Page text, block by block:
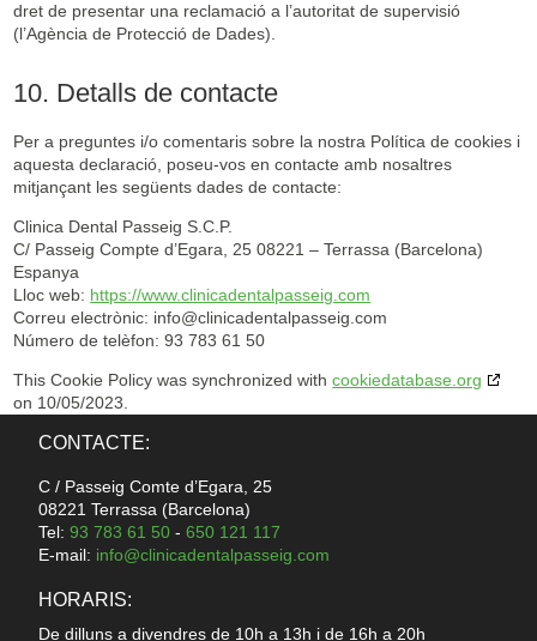
dret de presentar una reclamació a l’autoritat de supervisió
(l’Agència de Protecció de Dades).
10. Detalls de contacte
Per a preguntes i/o comentaris sobre la nostra Política de cookies i
aquesta declaració, poseu-vos en contacte amb nosaltres
mitjançant les següents dades de contacte:
Clinica Dental Passeig S.C.P.
C/ Passeig Compte d’Egara, 25 08221 – Terrassa (Barcelona)
Espanya
Lloc web: https://www.clinicadentalpasseig.com
Correu electrònic: moc.giessaplatnedacinilc@ofni
Número de telèfon: 93 783 61 50
This Cookie Policy was synchronized withcookiedatabase.org
on 10/05/2023.
CONTACTE:
C / Passeig Comte d’Egara, 25
08221 Terrassa (Barcelona)
Tel: 93 783 61 50- 650 121 117
E-mail: info@clinicadentalpasseig.com
HORARIS:
De dilluns a divendres de 10h a 13h i de 16h a 20h